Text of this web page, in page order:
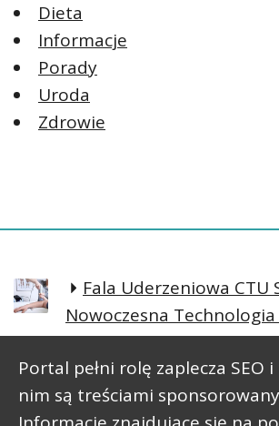
Portal pełni rolę zaplecza SEO
nim są treściami
Dieta
Informacje
Porady
Uroda
Zdrowie
Fala Uderzeniowa CTU
Nowoczesna
Regeneracyjnej
Prosta postawa lepsze